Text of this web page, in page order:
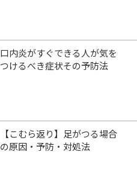
口内炎がすぐできる人が気を
つけるべき症状その予防法
【こむら返り】足がつる場合
の原因・予防・対処法